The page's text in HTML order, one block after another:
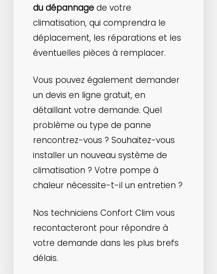
du dépannage de votre
climatisation, qui comprendra le
déplacement, les réparations et les
éventuelles pièces à remplacer.
Vous pouvez également demander
un devis en ligne gratuit, en
détaillant votre demande. Quel
problème ou type de panne
rencontrez-vous ? Souhaitez-vous
installer un nouveau système de
climatisation ? Votre pompe à
chaleur nécessite-t-il un entretien ?
Nos techniciens Confort Clim vous
recontacteront pour répondre à
votre demande dans les plus brefs
délais.